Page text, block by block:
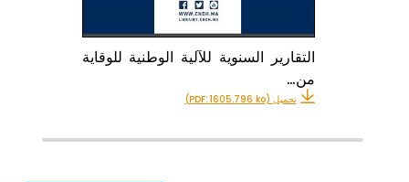
التقارير السنوية للآلية الوطنية للوقاية
من…
تحميل (PDF: 1605.796 ko)